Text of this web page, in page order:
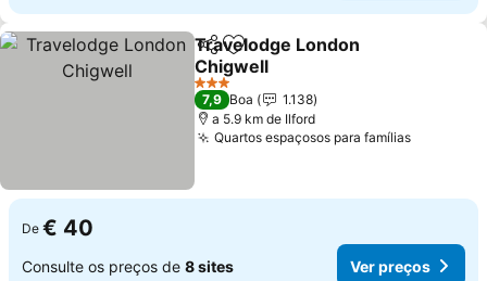
PartilharAdicionar aos favoritos
Travelodge London
Chigwell
Ver preços
3 Estrelas
7,9 Boa
1.138
a 5.9 km de Ilford
Quartos espaçosos para famíliasVer
De € 40
Consulte os preços de 8 sites Ver preços